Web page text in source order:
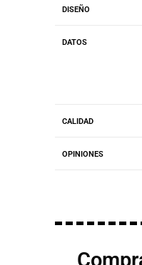
DISEÑO
DATOS
CALIDAD
OPINIONES